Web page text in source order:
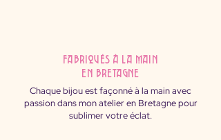
fabriqués à la main
en Bretagne
Chaque bijou est façonné à la main avec
passion dans mon atelier en Bretagne pour
sublimer votre éclat.